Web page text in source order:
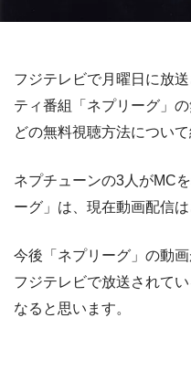
フジテレビで月曜日に放
ティ番組「ネプリーグ」
どの無料視聴方法につい
ネプチューンの3人がMC
ーグ」は、現在動画配信は
今後「ネプリーグ」の動
フジテレビで放送されて
なると思います。